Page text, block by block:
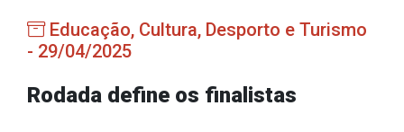
Educação, Cultura, Desporto e Turismo
Saúde
Educação, Cultura, Desporto e Turismo
- 29/04/2025
Rodada define os finalistas